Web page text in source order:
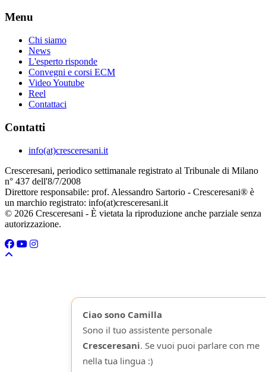
Menu
Chi siamo
News
L'esperto risponde
Convegni e corsi ECM
Video Youtube
Reel
Contattaci
Contatti
info(at)cresceresani.it
Cresceresani, periodico settimanale registrato al Tribunale di Milano
n° 437 dell'8/7/2008
Direttore responsabile: prof. Alessandro Sartorio - Cresceresani® è
un marchio registrato: info(at)cresceresani.it
© 2026 Cresceresani - È vietata la riproduzione anche parziale senza
autorizzazione.
Ciao sono Camilla
Sono il tuo assistente personale
Cresceresani. Se vuoi puoi parlare con me
nella tua lingua :)